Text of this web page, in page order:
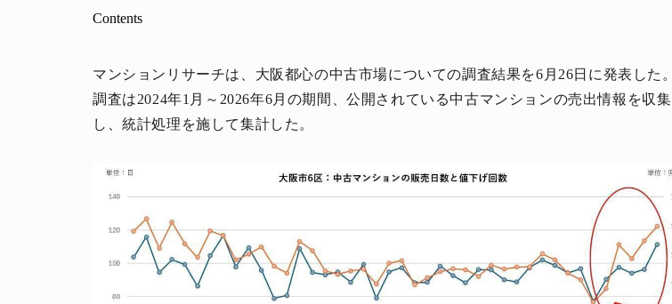
Contents
マンションリサーチは、大阪都心の中古市場についての調査結果を6月26日に発表した。
調査は2024年1月～2026年6月の期間、公開されている中古マンションの売出情報を収集
し、統計処理を施して集計した。